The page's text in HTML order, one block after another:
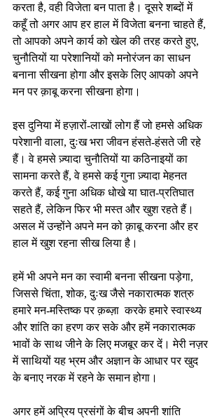
करता है, वही विजेता बन पाता है। दूसरे शब्दों में
कहूँ तो अगर आप हर हाल में विजेता बनना चाहते हैं,
तो आपको अपने कार्य को खेल की तरह करते हुए,
चुनौतियों या परेशानियों को मनोरंजन का साधन
बनाना सीखना होगा और इसके लिए आपको अपने
मन पर क़ाबू करना सीखना होगा।
इस दुनिया में हज़ारों-लाखों लोग हैं जो हमसे अधिक
परेशानी वाला, दुःख भरा जीवन हंसते-हंसते जी रहे
हैं। वे हमसे ज़्यादा चुनौतियों या कठिनाइयों का
सामना करते हैं, वे हमसे कई गुना ज़्यादा मेहनत
करते हैं, कई गुना अधिक धोखे या घात-प्रतिघात
सहते हैं, लेकिन फिर भी मस्त और खुश रहते हैं।
असल में उन्होंने अपने मन को क़ाबू करना और हर
हाल में खुश रहना सीख लिया है।
हमें भी अपने मन का स्वामी बनना सीखना पड़ेगा,
जिससे चिंता, शोक, दुःख जैसे नकारात्मक शत्रु
हमारे मन-मस्तिष्क पर क़ब्ज़ा  करके हमारे स्वास्थ्य
और शांति का हरण कर सके और हमें नकारात्मक
भावों के साथ जीने के लिए मजबूर कर दें। मेरी नज़र
में साथियों यह भ्रम और अज्ञान के आधार पर खुद
के बनाए नरक में रहने के समान होगा।
अगर हमें अप्रिय प्रसंगों के बीच अपनी शांति